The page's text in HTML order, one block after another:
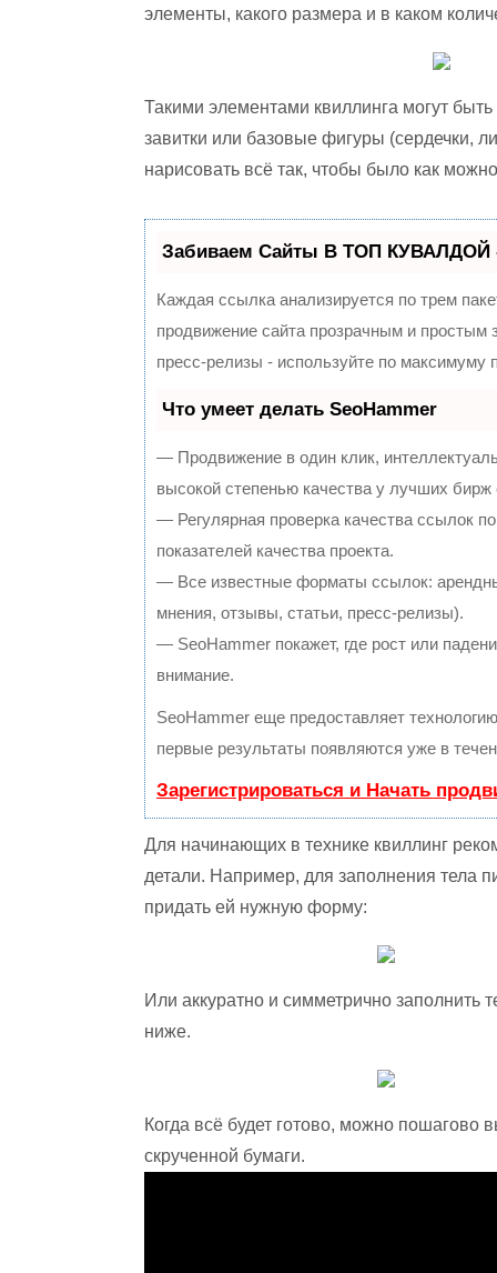
элементы, какого размера и в каком
Такими элементами квиллинга могут
завитки или базовые фигуры (сердечки,
нарисовать всё так, чтобы было как
Забиваем Сайты В ТОП КУВАЛДОЙ -
Каждая ссылка анализируется по трем
продвижение сайта прозрачным и
пресс-релизы - используйте по
Что умеет делать SeoHammer
— Продвижение в один клик,
высокой степенью качества у лучших бирж
— Регулярная проверка качества ссылок
показателей качества проекта.
— Все известные форматы ссылок:
мнения, отзывы, статьи, пресс-релизы).
— SeoHammer покажет, где рост или
внимание.
SeoHammer еще предоставляет
первые результаты появляются уже в
Зарегистрироваться и Начать
Для начинающих в технике квиллинг
детали. Например, для заполнения тела
придать ей нужную форму:
Или аккуратно и симметрично
ниже.
Когда всё будет готово, можно пошагово
скрученной бумаги.